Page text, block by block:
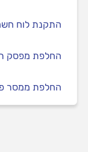
התקנת לוח
החלפת מפסק
החלפת ממסר